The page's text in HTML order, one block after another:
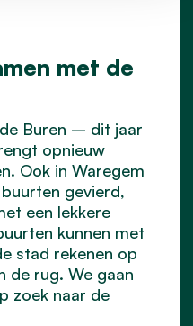
met de
Buren – dit jaar
opnieuw
Ook in Waregem
gevierd,
een lekkere
kunnen met
stad rekenen op
de rug. We gaan
zoek naar de